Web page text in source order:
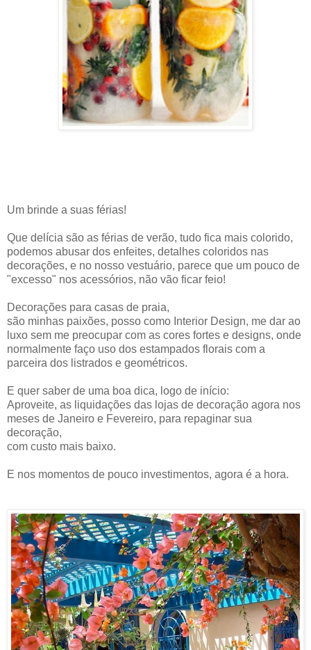
Um brinde a suas férias!
Que delícia são as férias de verão, tudo fica mais colorido,
podemos abusar dos enfeites, detalhes coloridos nas
decorações, e no nosso vestuário, parece que um pouco de
"excesso" nos acessórios, não vão ficar feio!
Decorações para casas de praia,
são minhas paixões, posso como Interior Design, me dar ao
luxo sem me preocupar com as cores fortes e designs, onde
normalmente faço uso dos estampados florais com a
parceira dos listrados e geométricos.
E quer saber de uma boa dica, logo de início:
Aproveite, as liquidações das lojas de decoração agora nos
meses de Janeiro e Fevereiro, para repaginar sua
decoração,
com custo mais baixo.
E nos momentos de pouco investimentos, agora é a hora.